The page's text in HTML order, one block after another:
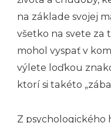
na základe svojej
všetko na svete za
mohol vyspať v
výlete loďkou
ktorí si takéto
Z psychologického